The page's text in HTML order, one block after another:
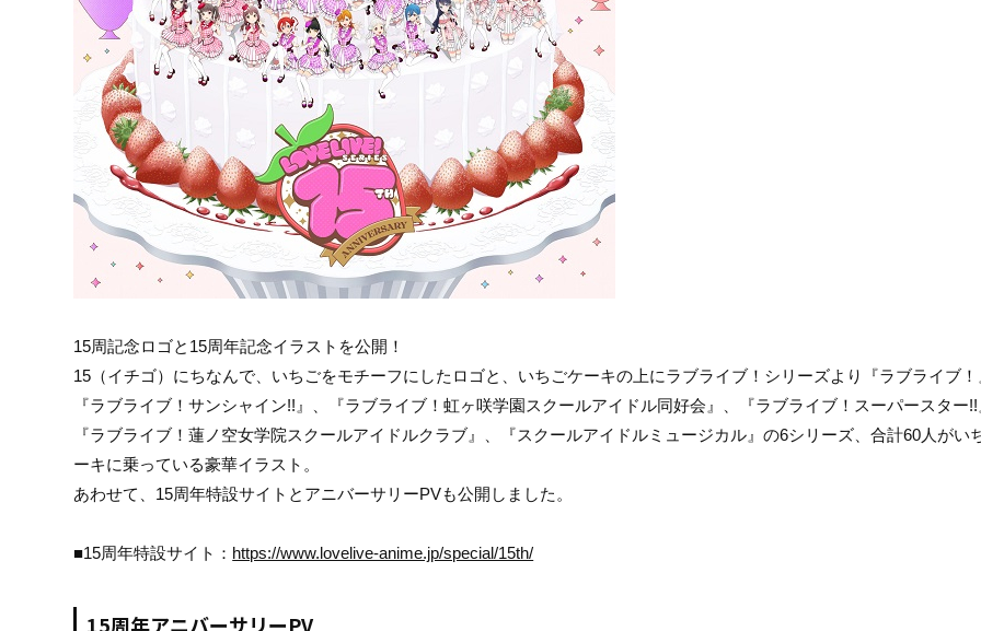
15周記念ロゴと15周年記念イラストを公開！
15（イチゴ）にちなんで、いちごをモチーフにしたロゴと、いちごケーキの上にラブライブ！シリーズより『ラブライブ
『ラブライブ！サンシャイン!!』、『ラブライブ！虹ヶ咲学園スクールアイドル同好会』、『ラブライブ！スーパースター
『ラブライブ！蓮ノ空女学院スクールアイドルクラブ』、『スクールアイドルミュージカル』の6シリーズ、合計60人がい
ーキに乗っている豪華イラスト。
あわせて、15周年特設サイトとアニバーサリーPVも公開しました。
■15周年特設サイト： https://www.lovelive-anime.jp/special/15th/
15周年アニバーサリーPV